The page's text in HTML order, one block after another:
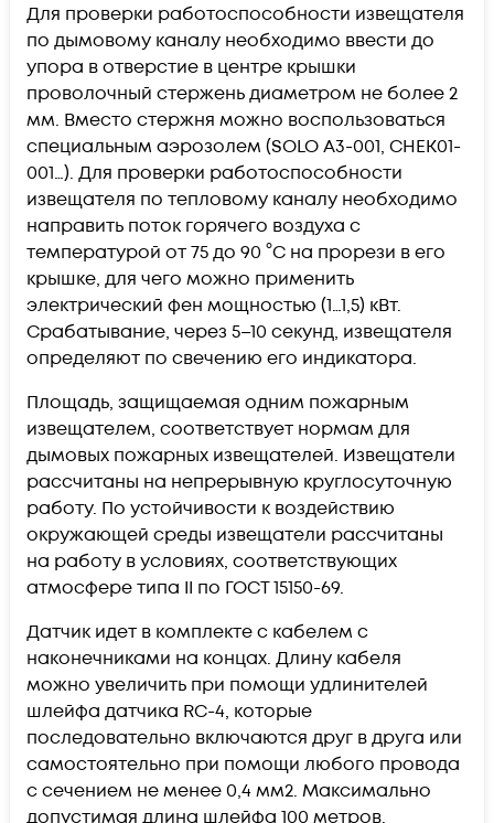
Для проверки работоспособности извещателя
по дымовому каналу необходимо ввести до
упора в отверстие в центре крышки
проволочный стержень диаметром не более 2
мм. Вместо стержня можно воспользоваться
специальным аэрозолем (SOLO A3-001, CHEK01-
001…). Для проверки работоспособности
извещателя по тепловому каналу необходимо
направить поток горячего воздуха с
температурой от 75 до 90 °C на прорези в его
крышке, для чего можно применить
электрический фен мощностью (1…1,5) кВт.
Срабатывание, через 5–10 секунд, извещателя
определяют по свечению его индикатора.
Площадь, защищаемая одним пожарным
извещателем, соответствует нормам для
дымовых пожарных извещателей. Извещатели
рассчитаны на непрерывную круглосуточную
работу. По устойчивости к воздействию
окружающей среды извещатели рассчитаны
на работу в условиях, соответствующих
атмосфере типа II по ГОСТ 15150-69.
Датчик идет в комплекте с кабелем с
наконечниками на концах. Длину кабеля
можно увеличить при помощи удлинителей
шлейфа датчика RC-4, которые
последовательно включаются друг в друга или
самостоятельно при помощи любого провода
с сечением не менее 0,4 мм2. Максимально
допустимая длина шлейфа 100 метров.